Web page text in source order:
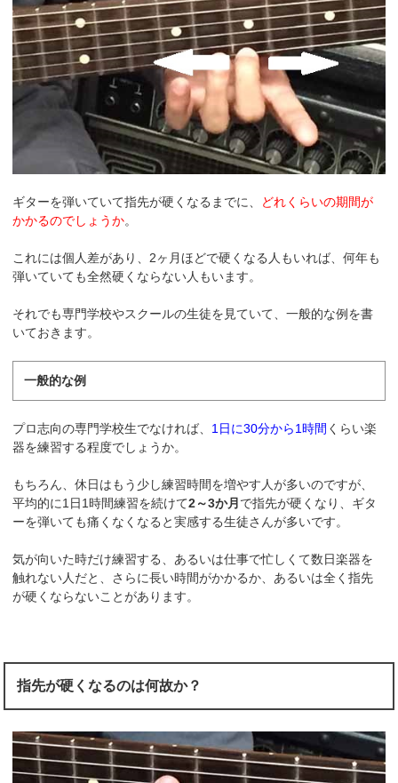
ギターを弾いていて指先が硬くなるまでに、 どれくらいの期間が
かかるのでしょうか。
これには個人差があり、2ヶ月ほどで硬くなる人もいれば、何年も
弾いていても全然硬くならない人もいます。
それでも専門学校やスクールの生徒を見ていて、一般的な例を書
いておきます。
一般的な例
プロ志向の専門学校生でなければ、 1日に30分から1時間 くらい楽
器を練習する程度でしょうか。
もちろん、休日はもう少し練習時間を増やす人が多いのですが、
平均的に1日1時間練習を続けて2～3か月 で指先が硬くなり、ギタ
ーを弾いても痛くなくなると実感する生徒さんが多いです。
気が向いた時だけ練習する、あるいは仕事で忙しくて数日楽器を
触れない人だと、さらに長い時間がかかるか、あるいは全く指先
が硬くならないことがあります。
指先が硬くなるのは何故か？